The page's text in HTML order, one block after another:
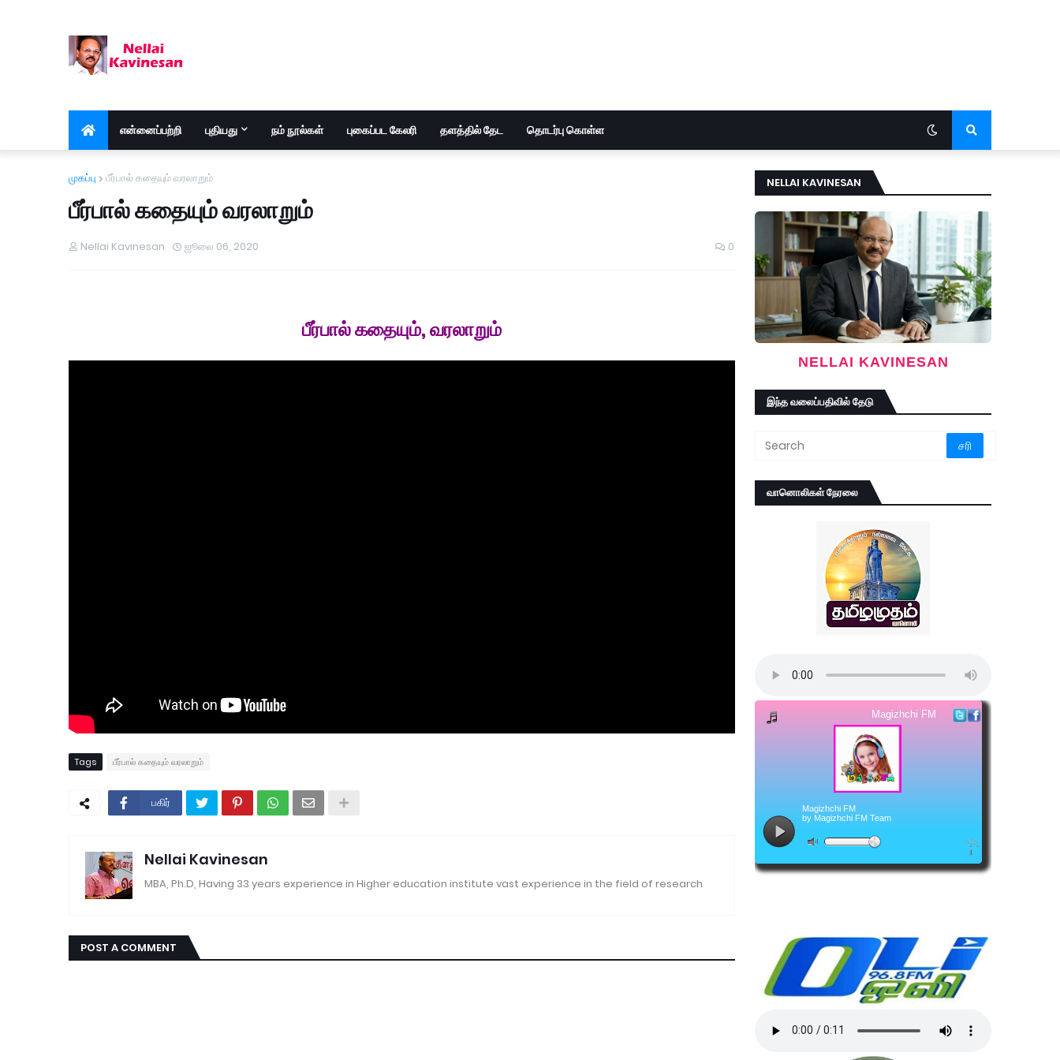
என்னைப்பற்றி புதியது நம் நூல்கள் புகைப்பட கேலரி தளத்தில் தேட தொடர்பு கொள்ள
முகப்பு பீர்பால் கதையும் வரலாறும்
பீர்பால் கதையும் வரலாறும்
Nellai Kavinesan ஜூலை 06, 2020 0
பீர்பால் கதையும், வரலாறும்
Tags பீர்பால் கதையும் வரலாறும்
பகிர்
Nellai Kavinesan
MBA, Ph.D, Having 33 years experience in Higher education institute vast experience in the field of research
POST A COMMENT
NELLAI KAVINESAN
NELLAI KAVINESAN
இந்த வலைப்பதிவில் தேடு
வானொலிகள் நேரலை